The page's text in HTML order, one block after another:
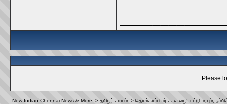
Please
New Indian-Chennai News & More -> தமிழர் சமயம் -> தொல்காப்பியர் கால வழிபாட்டு மரபும்,